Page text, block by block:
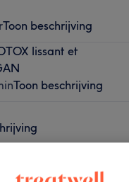
Toon beschrijving
lissant et
Toon beschrijving